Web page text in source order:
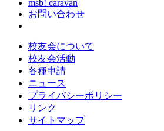
msb! caravan
お問い合わせ
校友会について
校友会活動
各種申請
ニュース
プライバシーポリシー
リンク
サイトマップ